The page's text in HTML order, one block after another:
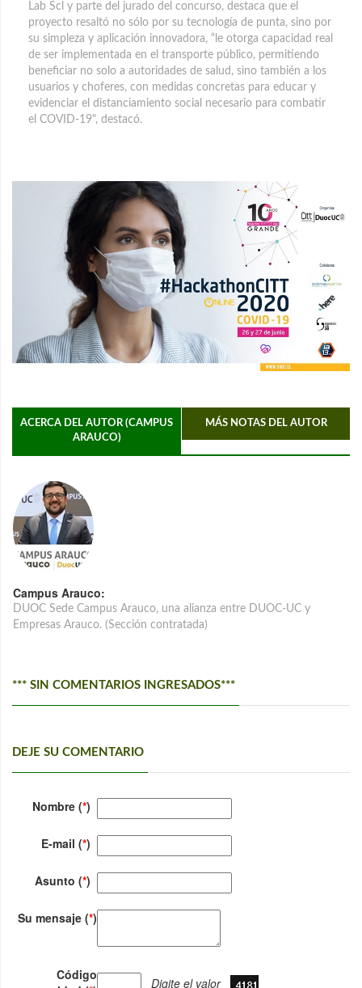
Lab Scl y parte del jurado del concurso, destaca que el
proyecto resaltó no sólo por su tecnología de punta, sino por
su simpleza y aplicación innovadora, “le otorga capacidad real
de ser implementada en el transporte público, permitiendo
beneficiar no solo a autoridades de salud, sino también a los
usuarios y choferes, con medidas concretas para educar y
evidenciar el distanciamiento social necesario para combatir
el COVID-19", destacó.
ACERCA DEL AUTOR (CAMPUS
ARAUCO)
MÁS NOTAS DEL AUTOR
Campus Arauco:
DUOC Sede Campus Arauco, una alianza entre DUOC-UC y
Empresas Arauco. (Sección contratada)
*** SIN COMENTARIOS INGRESADOS***
DEJE SU COMENTARIO
Nombre (*)
E-mail (*)
Asunto (*)
Su mensaje (*)
Código
Digite el valor